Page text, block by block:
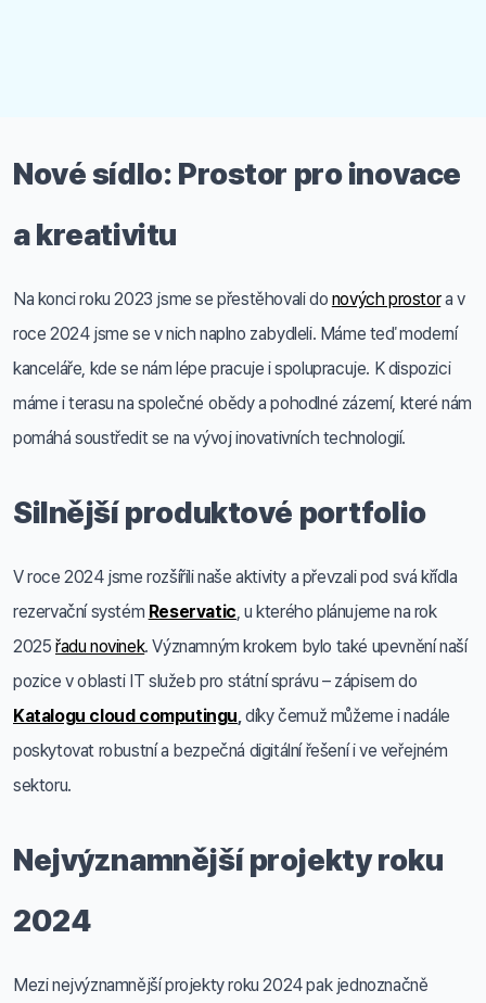
Nové sídlo: Prostor pro inovace
a kreativitu
Na konci roku 2023 jsme se přestěhovali do nových prostora v
roce 2024 jsme se v nich naplno zabydleli. Máme teď moderní
kanceláře, kde se nám lépe pracuje i spolupracuje. K dispozici
máme i terasu na společné obědy a pohodlné zázemí, které nám
pomáhá soustředit se na vývoj inovativních technologií.
Silnější produktové portfolio
V roce 2024 jsme rozšířili naše aktivity a převzali pod svá křídla
rezervační systém Reservatic , u kterého plánujeme na rok
2025 řadu novinek. Významným krokem bylo také upevnění naší
pozice v oblasti IT služeb pro státní správu – zápisem do
Katalogu cloud computingu ,díky čemuž můžeme i nadále
poskytovat robustní a bezpečná digitální řešení i ve veřejném
sektoru.
Nejvýznamnější projekty roku
2024
Mezi nejvýznamnější projekty roku 2024 pak jednoznačně